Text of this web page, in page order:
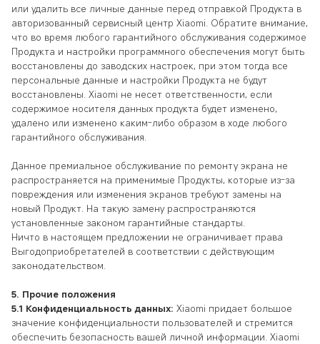
или удалить все личные данные перед отправкой Продукта в
авторизованный сервисный центр Xiaomi. Обратите внимание,
что во время любого гарантийного обслуживания содержимое
Продукта и настройки программного обеспечения могут быть
восстановлены до заводских настроек, при этом тогда все
персональные данные и настройки Продукта не будут
восстановлены. Xiaomi не несет ответственности, если
содержимое носителя данных продукта будет изменено,
удалено или изменено каким-либо образом в ходе любого
гарантийного обслуживания.
Данное премиальное обслуживание по ремонту экрана не
распространяется на применимые Продукты, которые из-за
повреждения или изменения экранов требуют замены на
новый Продукт. На такую ​​замену распространяются
установленные законом гарантийные стандарты.
Ничто в настоящем предложении не ограничивает права
Выгодоприобретателей в соответствии с действующим
законодательством.
5. Прочие положения
5.1 Конфиденциальность данных: Xiaomi придает большое
значение конфиденциальности пользователей и стремится
обеспечить безопасность вашей личной информации. Xiaomi